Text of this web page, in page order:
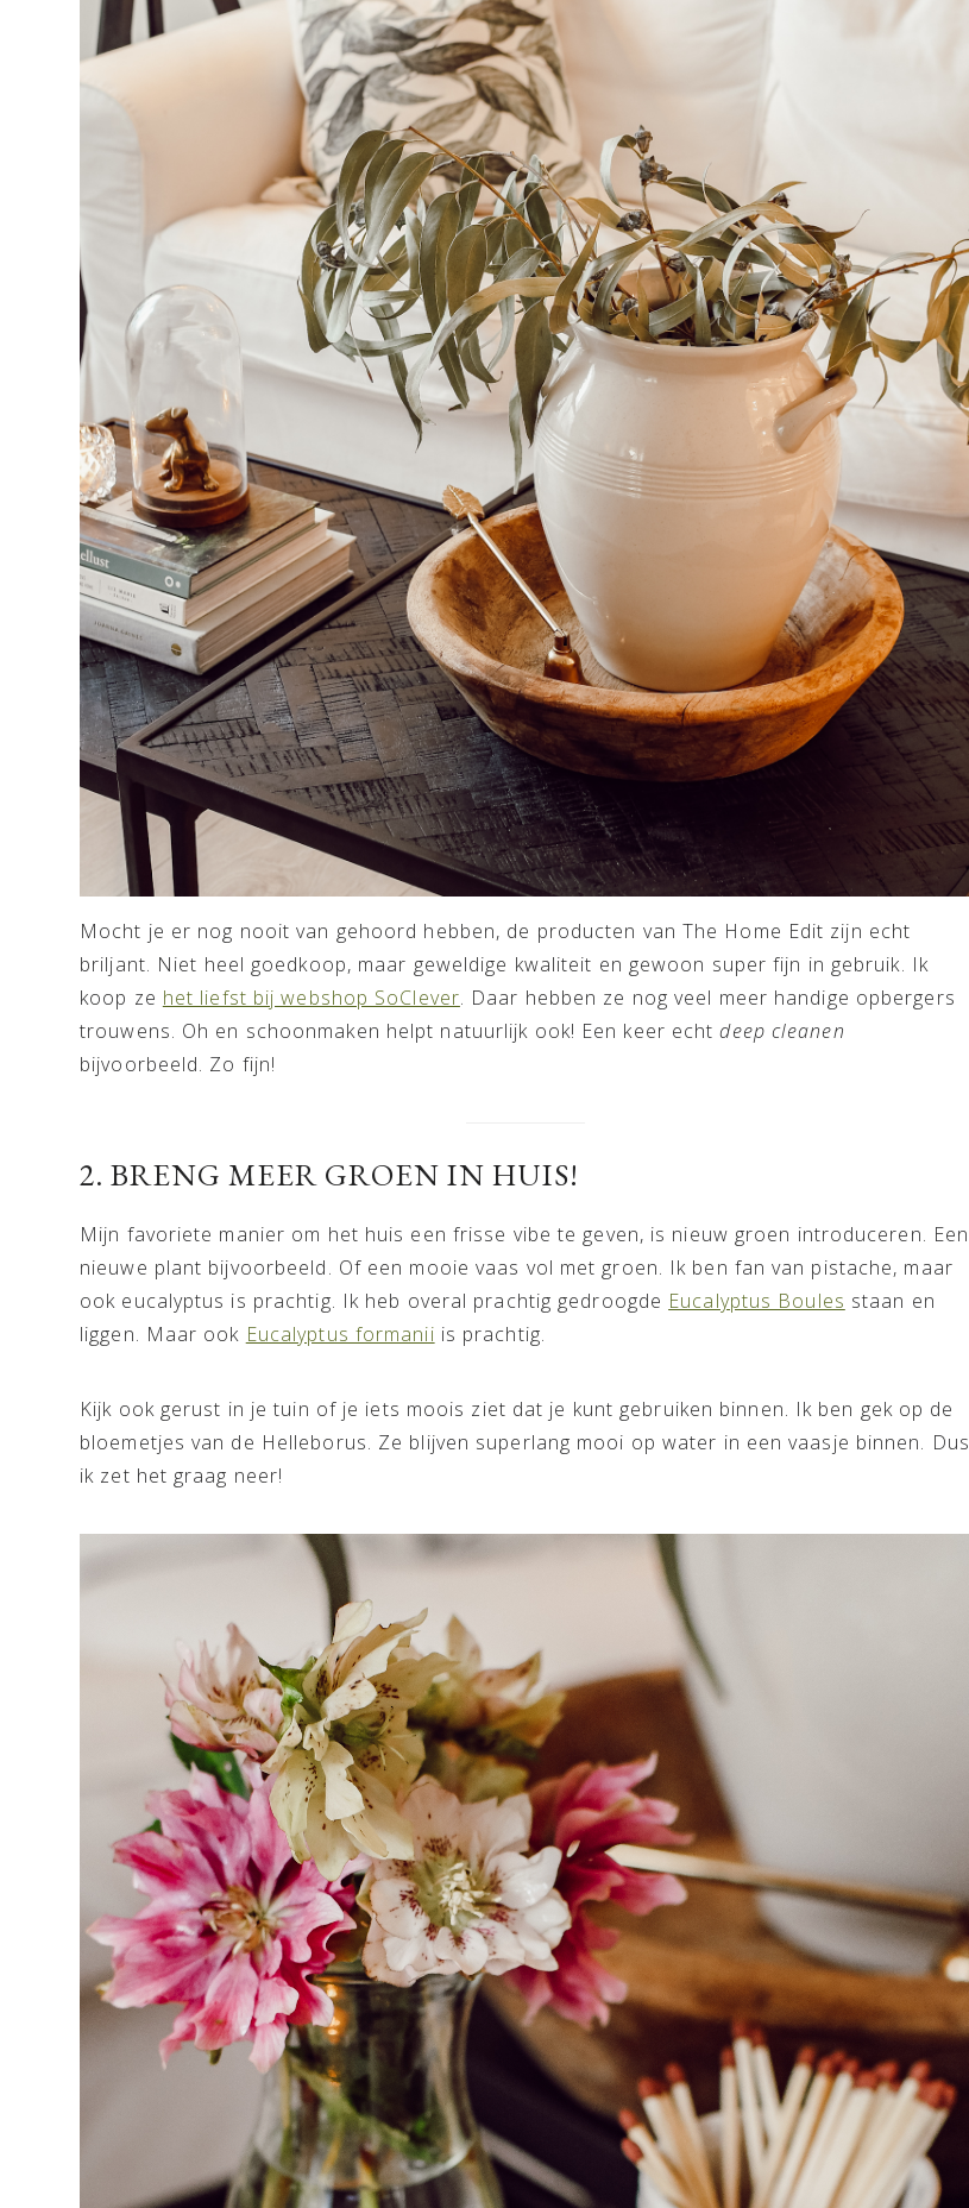
Mocht je er nog nooit van gehoord hebben, de producten van The Home Edit zijn echt
briljant. Niet heel goedkoop, maar geweldige kwaliteit en gewoon super fijn in gebruik. Ik
koop ze het liefst bij webshop SoClever. Daar hebben ze nog veel meer handige opbergers
trouwens. Oh en schoonmaken helpt natuurlijk ook! Een keer echtdeep cleanen
bijvoorbeeld. Zo fijn!
2. BRENG MEER GROEN IN HUIS!
Mijn favoriete manier om het huis een frisse vibe te geven, is nieuw groen introduceren. Een
nieuwe plant bijvoorbeeld. Of een mooie vaas vol met groen. Ik ben fan van pistache, maar
ook eucalyptus is prachtig. Ik heb overal prachtig gedroogde Eucalyptus Boules staan en
liggen. Maar ook Eucalyptus formanii is prachtig.
Kijk ook gerust in je tuin of je iets moois ziet dat je kunt gebruiken binnen. Ik ben gek op de
bloemetjes van de Helleborus. Ze blijven superlang mooi op water in een vaasje binnen. Dus
ik zet het graag neer!